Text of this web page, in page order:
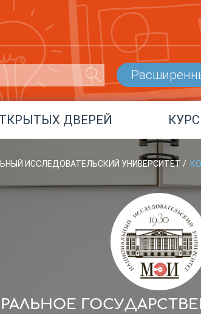
ДВЕРЕЙ
ИССЛЕДОВАТЕЛЬСКИЙ УНИВЕРСИТЕТ /